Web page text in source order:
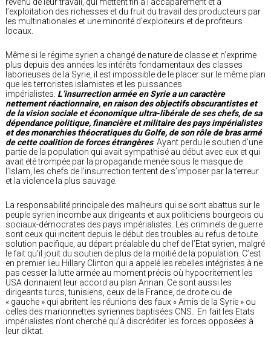
l’exploitation des richesses et du fruit du travail des producteurs par
les multinationales et une minorité d’exploiteurs et de profiteurs
locaux.
Même si le régime syrien a changé de nature de classe et n’exprime
plus depuis des années les intérêts fondamentaux des classes
laborieuses de la Syrie, il est impossible de le placer sur le même plan
que les terroristes islamistes et les puissances
impérialistes. L’insurrection armée en Syrie a un caractère
nettement réactionnaire, en raison des objectifs obscurantistes et
de la vision sociale et économique ultra-libérale de ses chefs, de sa
dépendance politique, financière et militaire des pays impérialistes
et des monarchies théocratiques du Golfe, de son rôle de bras armé
de cette coalition de forces étrangères. Ayant perdu le soutien d’une
partie de la population qui avait sympathisé au début avec eux et qui
avait été trompée par la propagande menée sous le masque de
l’Islam, les chefs de l’insurrection tentent de s’imposer par la terreur
et la violence la plus sauvage.
La responsabilité principale des malheurs qui se sont abattus sur le
peuple syrien incombe aux dirigeants et aux politiciens bourgeois ou
sociaux-démocrates des pays impérialistes. Les criminels de guerre
sont ceux qui incitent depuis le début des troubles au refus de toute
solution pacifique, au départ préalable du chef de l’Etat syrien, malgré
le fait qu’il jouit du soutien de plus de la moitié de la population. C’est
en premier lieu Hillary Clinton qui a appelé les rebelles intégristes à ne
pas cesser la lutte armée au moment précis où hypocritement les
USA donnaient leur accord au plan Annan. Ce sont aussi les
dirigeants turcs, tunisiens, ceux de la France, de droite ou de
« gauche » qui abritent les réunions des faux « Amis de la Syrie » ou
celles des marionnettes syriennes baptisées CNS. En fait les Etats
impérialistes n’ont cherché qu’à discréditer les forces opposées à
leur diktat.